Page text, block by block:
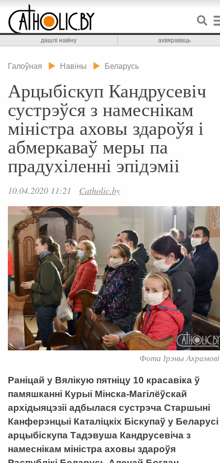
дашлі навіну ахвяраваць
Галоўная Навіны Беларусь
Арцыбіскуп Кандрусевіч
сустрэўся з намеснікам
міністра аховы здароўя і
абмеркаваў меры па
прадухіленні эпідэміі
10.04.2020 11:21 Catholic.by
Фота Ірэны
Раніцай у Вялікую пятніцу 10 красавіка ў
памяшканні Курыі Мінска-Магілёўскай
архідыяцэзіі адбылася сустрэча Старшыні
Канферэнцыі Каталіцкіх Біскупаў у Беларусі
арцыбіскупа Тадэвуша Кандрусевіча з
намеснікам міністра аховы здароўя